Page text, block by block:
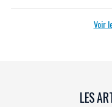
Voir
LES